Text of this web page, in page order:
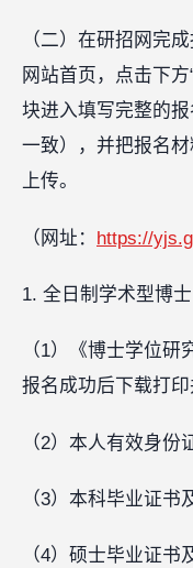
（二）在研招网完
网站首页，点击下
块进入填写完整的
一致），并把报名
上传。
（网址： https://
1. 全日制学术型博士
（1）《博士学位
报名成功后下载打印
（2）本人有效身份
（3）本科毕业证书
（4）硕士毕业证